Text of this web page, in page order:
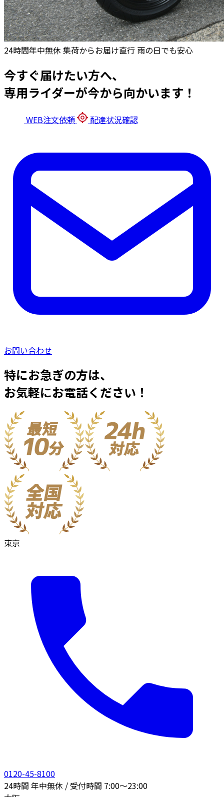
24時間年中無休 集荷からお届け直行 雨の日でも安心
今すぐ届けたい方へ、
専用ライダーが今から向かいます！
WEB注文依頼 配達状況確認
お問い合わせ
特にお急ぎの方は、
お気軽にお電話ください！
東京
0120-45-8100
24時間 年中無休 / 受付時間 7:00〜23:00